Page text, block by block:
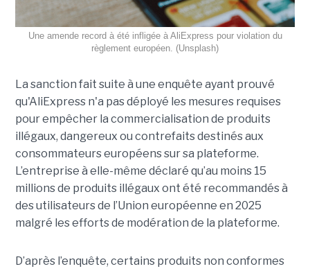
Une amende record à été infligée à AliExpress pour violation du
règlement européen. (Unsplash)
La sanction fait suite à une enquête ayant prouvé
qu'AliExpress n'a pas déployé les mesures requises
pour empêcher la commercialisation de produits
illégaux, dangereux ou contrefaits destinés aux
consommateurs européens sur sa plateforme.
L’entreprise à elle-même déclaré qu’au moins 15
millions de produits illégaux ont été recommandés à
des utilisateurs de l’Union européenne en 2025
malgré les efforts de modération de la plateforme.
D’après l’enquête, certains produits non conformes